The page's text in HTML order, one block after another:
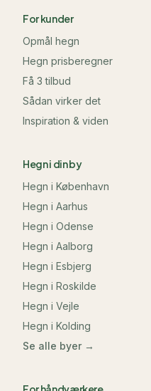
For kunder
Opmål hegn
Hegn prisberegner
Få 3 tilbud
Sådan virker det
Inspiration & viden
Hegn i din by
Hegn i København
Hegn i Aarhus
Hegn i Odense
Hegn i Aalborg
Hegn i Esbjerg
Hegn i Roskilde
Hegn i Vejle
Hegn i Kolding
Se alle byer →